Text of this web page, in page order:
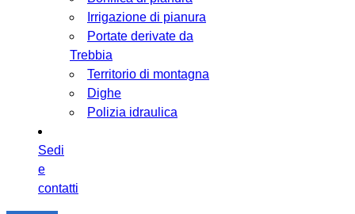
Irrigazione di pianura
Portate derivate da
Trebbia
Territorio di montagna
Dighe
Polizia idraulica
Sedi
e
contatti